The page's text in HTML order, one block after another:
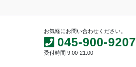
お気軽にお問い合わせください。
045-900-9207
受付時間 9:00-21:00